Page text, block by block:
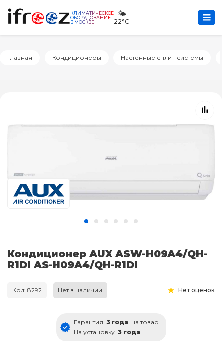
КЛИМАТИЧЕСКОЕ
ОБОРУДОВАНИЕ
В МОСКВЕ
🌤️
22°C
Главная Кондиционеры Настенные сплит-системы
Кондиционер AUX ASW-H09A4/QH-
R1DI AS-H09A4/QH-R1DI
Код: 8292 Нет в наличии Нет оценок
Гарантия 3 года на товар
На установку 3 года